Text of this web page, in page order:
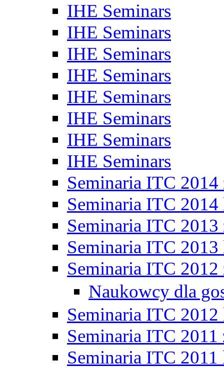
IHE Seminars
IHE Seminars
IHE Seminars
IHE Seminars
IHE Seminars
IHE Seminars
IHE Seminars
IHE Seminars
Seminaria ITC 2014
Seminaria ITC 2014
Seminaria ITC 2013
Seminaria ITC 2013
Seminaria ITC 2012
Naukowcy dla
Seminaria ITC 2012
Seminaria ITC 2011
Seminaria ITC 2011